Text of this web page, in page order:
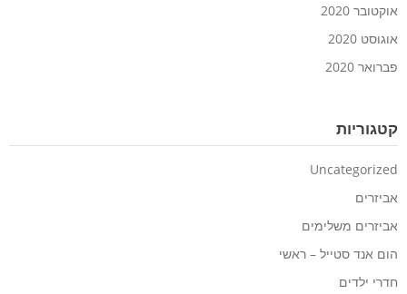
אוקטובר 2020
אוגוסט 2020
פברואר 2020
קטגוריות
Uncategorized
אביזרים
אביזרים משלימים
הום אנד סטייל – ראשי
חדרי ילדים